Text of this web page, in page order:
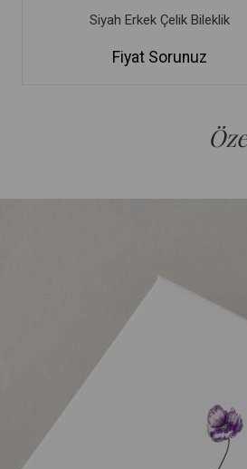
Siyah Erkek Çelik Bileklik
Fiyat Sorunuz